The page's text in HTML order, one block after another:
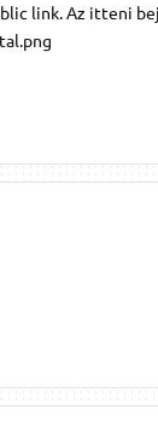
link. Az itteni